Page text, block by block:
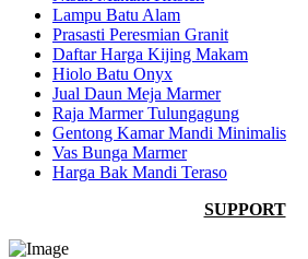
Lampu Batu Alam
Prasasti Peresmian Granit
Daftar Harga Kijing Makam
Hiolo Batu Onyx
Jual Daun Meja Marmer
Raja Marmer Tulungagung
Gentong Kamar Mandi Minimalis
Vas Bunga Marmer
Harga Bak Mandi Teraso
SUPPORT